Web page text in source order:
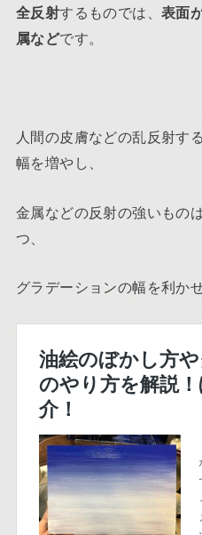
全反射するものでは、表面
属などです。
人間の皮膚などの乱反射す
幅を増やし、
金属などの反射の強いもの
つ、
グラデーションの幅を利か